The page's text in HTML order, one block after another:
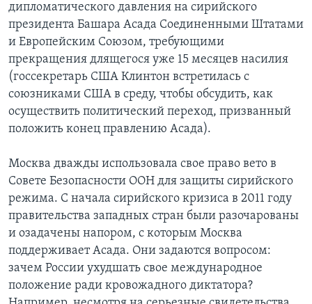
дипломатического давления на сирийского
президента Башара Асада Соединенными Штатами
и Европейским Союзом, требующими
прекращения длящегося уже 15 месяцев насилия
(госсекретарь США Клинтон встретилась с
союзниками США в среду, чтобы обсудить, как
осуществить политический переход, призванный
положить конец правлению Асада).
Москва дважды использовала свое право вето в
Совете Безопасности ООН для защиты сирийского
режима. С начала сирийского кризиса в 2011 году
правительства западных стран были разочарованы
и озадачены напором, с которым Москва
поддерживает Асада. Они задаются вопросом:
зачем России ухудшать свое международное
положение ради кровожадного диктатора?